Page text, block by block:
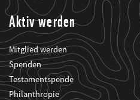
Aktiv werden
Mitglied werden
Spenden
Testamentspende
Philanthropie